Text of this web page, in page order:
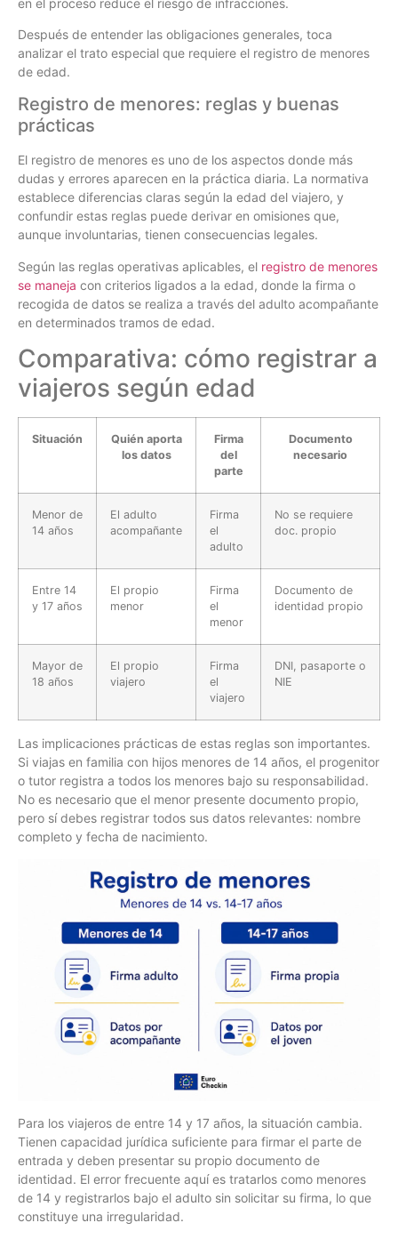
Después de entender las obligaciones generales, toca
analizar el trato especial que requiere el registro de menores
de edad.
Registro de menores: reglas y buenas
prácticas
El registro de menores es uno de los aspectos donde más
dudas y errores aparecen en la práctica diaria. La normativa
establece diferencias claras según la edad del viajero, y
confundir estas reglas puede derivar en omisiones que,
aunque involuntarias, tienen consecuencias legales.
Según las reglas operativas aplicables, el registro de menores
se maneja con criterios ligados a la edad, donde la firma o
recogida de datos se realiza a través del adulto acompañante
en determinados tramos de edad.
Comparativa: cómo registrar a
viajeros según edad
Situación
Quién aporta
los datos
Firma
del
parte
Documento
necesario
Menor de
14 años
El adulto
acompañante
Firma
el
adulto
No se requiere
doc. propio
Entre 14
y 17 años
El propio
menor
Firma
el
menor
Documento de
identidad propio
Mayor de
18 años
El propio
viajero
Firma
el
viajero
DNI, pasaporte o
NIE
Las implicaciones prácticas de estas reglas son importantes.
Si viajas en familia con hijos menores de 14 años, el progenitor
o tutor registra a todos los menores bajo su responsabilidad.
No es necesario que el menor presente documento propio,
pero sí debes registrar todos sus datos relevantes: nombre
completo y fecha de nacimiento.
Para los viajeros de entre 14 y 17 años, la situación cambia.
Tienen capacidad jurídica suficiente para firmar el parte de
entrada y deben presentar su propio documento de
identidad. El error frecuente aquí es tratarlos como menores
de 14 y registrarlos bajo el adulto sin solicitar su firma, lo que
constituye una irregularidad.